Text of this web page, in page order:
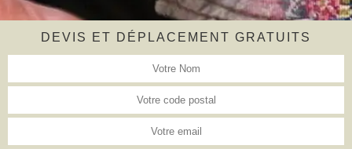
DEVIS ET DÉPLACEMENT GRATUITS